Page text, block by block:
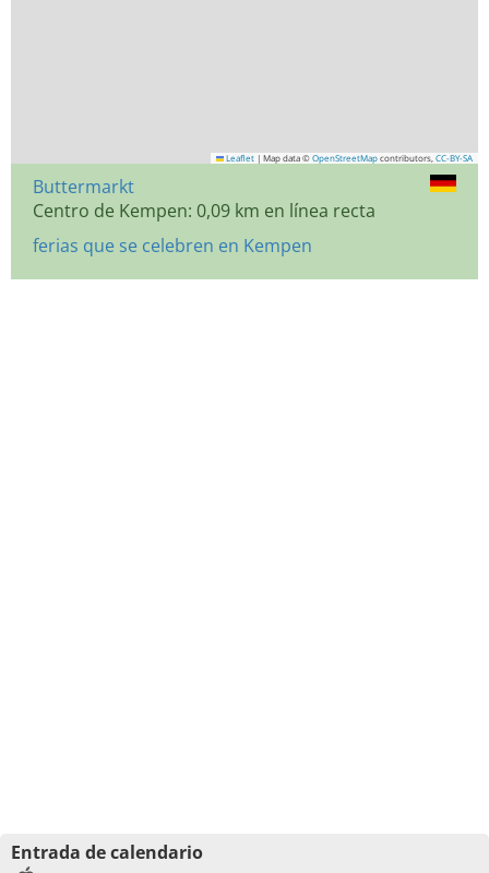
Leaflet | Map data © OpenStreetMap contributors, CC-BY-SA
Buttermarkt
Centro de Kempen: 0,09 km en línea recta
ferias que se celebren en Kempen
Entrada de calendario